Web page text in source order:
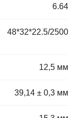
6.64
48*32*22.5/2500
12,5 мм
39,14 ± 0,3 мм